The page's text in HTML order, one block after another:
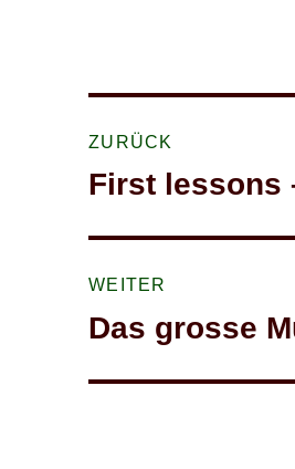
ZURÜCK
Vorheriger
First lessons
WEITER
Nächster
Das grosse